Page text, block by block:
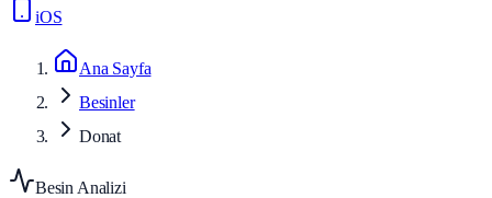
iOS
Ana Sayfa
Besinler
Donat
Besin Analizi